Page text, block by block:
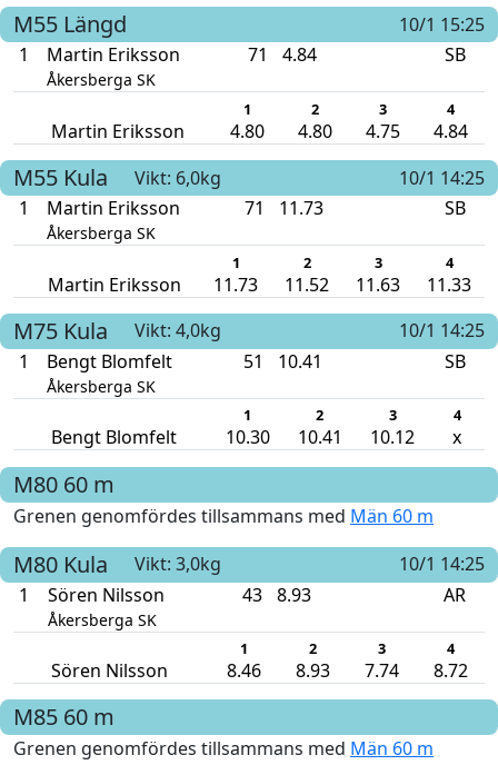
M55 Längd
10/1 15:25
1
Martin Eriksson
Åkersberga SK
71 4.84 SB
1 2 3 4
Martin Eriksson 4.80 4.80 4.75 4.84
M55 Kula Vikt: 6,0kg
10/1 14:25
1
Martin Eriksson
Åkersberga SK
71 11.73 SB
1 2 3 4
Martin Eriksson 11.73 11.52 11.63 11.33
M75 Kula Vikt: 4,0kg
10/1 14:25
1
Bengt Blomfelt
Åkersberga SK
51 10.41 SB
1 2 3 4
Bengt Blomfelt 10.30 10.41 10.12 x
M80 60 m
Grenen genomfördes tillsammans med Män 60 m
M80 Kula Vikt: 3,0kg
10/1 14:25
1
Sören Nilsson
Åkersberga SK
43 8.93 AR
1 2 3 4
Sören Nilsson 8.46 8.93 7.74 8.72
M85 60 m
Grenen genomfördes tillsammans med Män 60 m